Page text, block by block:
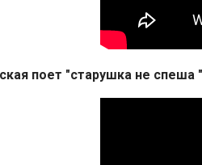
поет "старушка не спеша "